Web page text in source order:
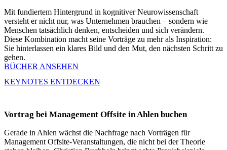
Mit fundiertem Hintergrund in kognitiver Neurowissenschaft
versteht er nicht nur, was Unternehmen brauchen – sondern wie
Menschen tatsächlich denken, entscheiden und sich verändern.
Diese Kombination macht seine Vorträge zu mehr als Inspiration:
Sie hinterlassen ein klares Bild und den Mut, den nächsten Schritt zu
gehen.
BÜCHER ANSEHEN
KEYNOTES ENTDECKEN
Vortrag bei Management Offsite in Ahlen buchen
Gerade in Ahlen wächst die Nachfrage nach Vorträgen für
Management Offsite-Veranstaltungen, die nicht bei der Theorie